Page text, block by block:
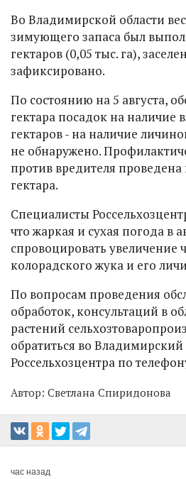
Во Владимирской области
зимующего запаса был
гектаров (0,05 тыс. га),
зафиксировано.
По состоянию на 5 августа,
гектара посадок на наличие
гектаров - на наличие
не обнаружено.
против вредителя
гектара.
Специалисты
что жаркая и сухая погода в
спровоцировать увеличение
колорадского жука и его
По вопросам проведения
обработок, консультаций в
растений
обратиться во
Россельхозцентра по
Автор: Светлана Спиридонова
час назад